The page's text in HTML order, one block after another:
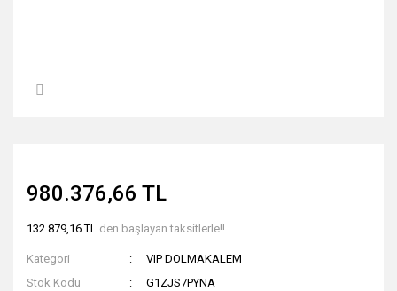
980.376,66 TL
132.879,16 TL den başlayan taksitlerle!!
Kategori
VIP DOLMAKALEM
Stok Kodu
G1ZJS7PYNA